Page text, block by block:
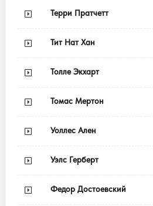
Терри Пратчетт
Тит Нат Хан
Толле Экхарт
Томас Мертон
Уоллес Ален
Уэлс Герберт
Федор Достоевский